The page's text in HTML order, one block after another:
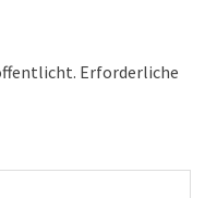
Erforderliche